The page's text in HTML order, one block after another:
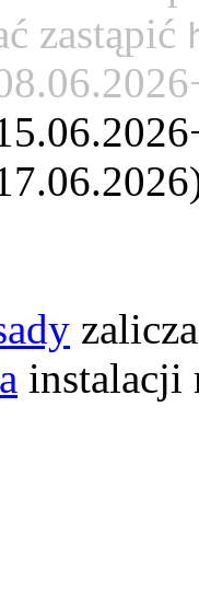
zastąpić
instalacji